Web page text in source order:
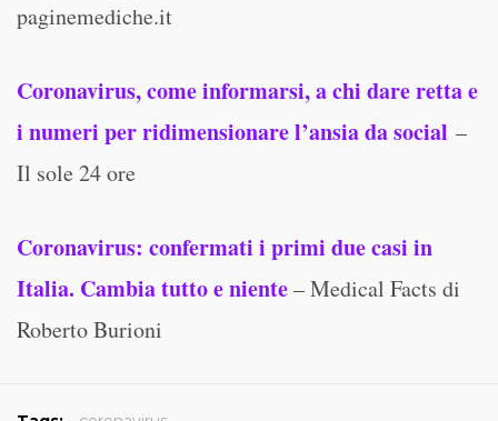
paginemediche.it
Coronavirus, come informarsi, a chi dare retta e
i numeri per ridimensionare l’ansia da social –
Il sole 24 ore
Coronavirus: confermati i primi due casi in
Italia. Cambia tutto e niente– Medical Facts di
Roberto Burioni